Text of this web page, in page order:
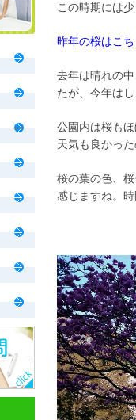
この時期には
昨年の桜はこち
去年は晴れの
たが、今年は
公園内は桜も
天気も良かっ
桜の葉の色、
感じますね。